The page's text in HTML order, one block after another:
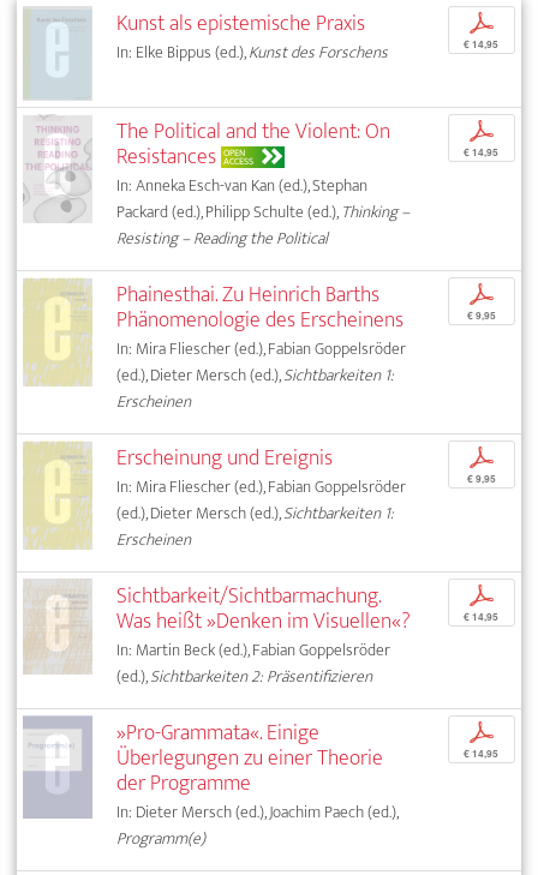
Kunst als epistemische Praxis
In: Elke Bippus (ed.),Kunst des Forschens
p
€ 14,95
The Political and the Violent: On
Resistances OPEN
ACCESS
In: Anneka Esch-van Kan (ed.), Stephan
Packard (ed.), Philipp Schulte (ed.),Thinking –
Resisting – Reading the Political
p
€ 14,95
Phainesthai. Zu Heinrich Barths
Phänomenologie des Erscheinens
In: Mira Fliescher (ed.), Fabian Goppelsröder
(ed.), Dieter Mersch (ed.),Sichtbarkeiten 1:
Erscheinen
p
€ 9,95
Erscheinung und Ereignis
In: Mira Fliescher (ed.), Fabian Goppelsröder
(ed.), Dieter Mersch (ed.),Sichtbarkeiten 1:
Erscheinen
p
€ 9,95
Sichtbarkeit/Sichtbarmachung.
Was heißt »Denken im Visuellen«?
In: Martin Beck (ed.), Fabian Goppelsröder
(ed.),Sichtbarkeiten 2: Präsentifizieren
p
€ 14,95
»Pro-Grammata«. Einige
Überlegungen zu einer Theorie
der Programme
In: Dieter Mersch (ed.), Joachim Paech (ed.),
Programm(e)
p
€ 14,95